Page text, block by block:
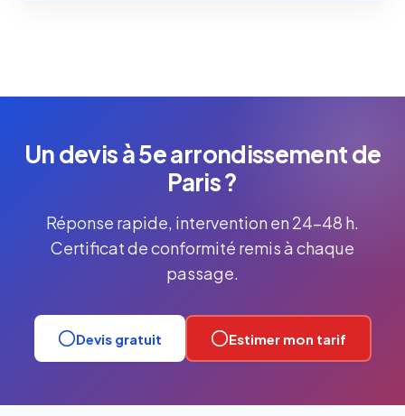
Un devis à 5e arrondissement de
Paris ?
Réponse rapide, intervention en 24-48 h.
Certificat de conformité remis à chaque
passage.
Devis gratuit Estimer mon tarif